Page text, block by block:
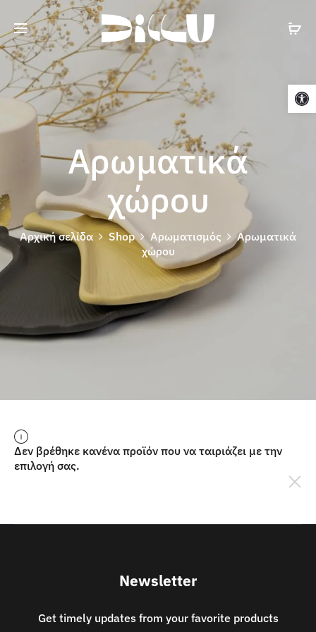
Cart
Αρωματικά
χώρου
Αρχική σελίδα Shop Αρωματισμός
Αρωματικά
χώρου
Δεν βρέθηκε κανένα προϊόν που να ταιριάζει με την
επιλογή σας.
Newsletter
Get timely updates from your favorite products
Ανοίξτε τη γραμμή εργαλείων